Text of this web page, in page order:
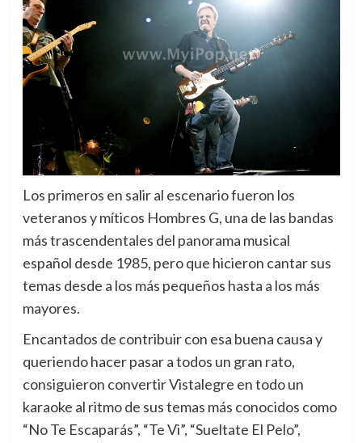
Los primeros en salir al escenario fueron los
veteranos y míticos Hombres G, una de las bandas
más trascendentales del panorama musical
español desde 1985, pero que hicieron cantar sus
temas desde a los más pequeños hasta a los más
mayores.
Encantados de contribuir con esa buena causa y
queriendo hacer pasar a todos un gran rato,
consiguieron convertir Vistalegre en todo un
karaoke al ritmo de sus temas más conocidos como
“No Te Escaparás”, “Te Vi”, “Sueltate El Pelo”,